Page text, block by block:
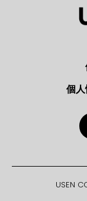
個
USEN